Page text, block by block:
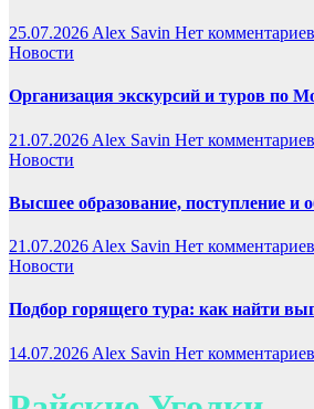
25.07.2026 Alex Savin Нет комментариев
Новости
Организация экскурсий и туров по
21.07.2026 Alex Savin Нет комментариев
Новости
Высшее образование, поступление и
21.07.2026 Alex Savin Нет комментариев
Новости
Подбор горящего тура: как найти
14.07.2026 Alex Savin Нет комментариев